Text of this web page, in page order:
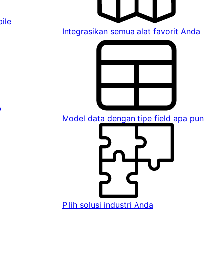
Integrasikan semua alat favorit Anda
Model data dengan tipe field apa pun
Pilih solusi industri Anda